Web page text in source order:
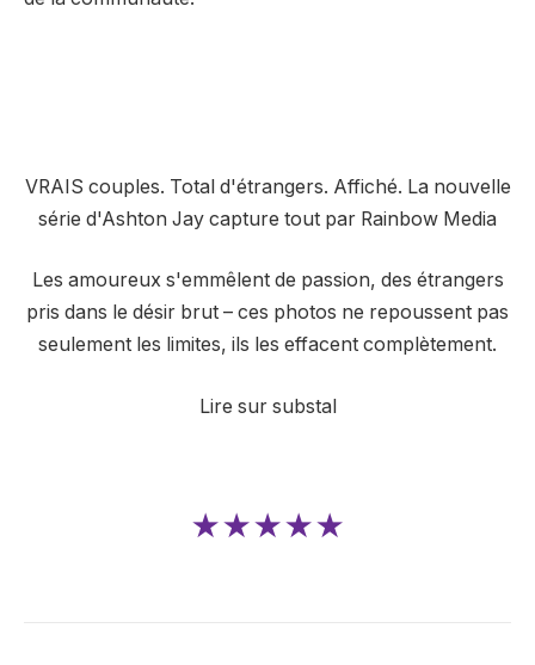
VRAIS couples. Total d'étrangers. Affiché. La nouvelle
série d'Ashton Jay capture tout par Rainbow Media
Les amoureux s'emmêlent de passion, des étrangers
pris dans le désir brut – ces photos ne repoussent pas
seulement les limites, ils les effacent complètement.
Lire sur substal
★★★★★